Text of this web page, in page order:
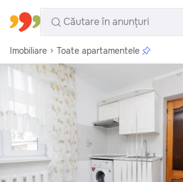
Toate regiunile Română
Imobiliare Toate apartamentele